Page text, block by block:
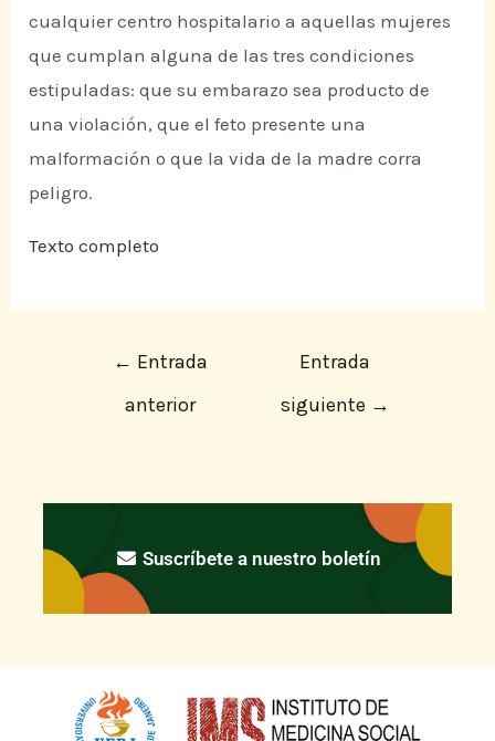
cualquier centro hospitalario a aquellas mujeres
que cumplan alguna de las tres condiciones
estipuladas: que su embarazo sea producto de
una violación, que el feto presente una
malformación o que la vida de la madre corra
peligro.
Texto completo
← Entrada
anterior
Entrada
siguiente →
Suscríbete a nuestro boletín